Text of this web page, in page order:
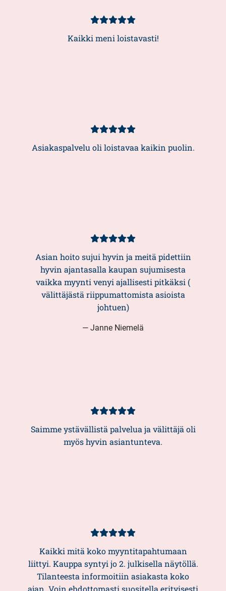
Kundbetyg
5/5
Kaikki meni loistavasti!
Kundbetyg
5/5
Asiakaspalvelu oli loistavaa kaikin puolin.
Kundbetyg
5/5
Asian hoito sujui hyvin ja meitä pidettiin
hyvin ajantasalla kaupan sujumisesta
vaikka myynti venyi ajallisesti pitkäksi (
välittäjästä riippumattomista asioista
johtuen)
— Janne Niemelä
Kundbetyg
5/5
Saimme ystävällistä palvelua ja välittäjä oli
myös hyvin asiantunteva.
Kundbetyg
5/5
Kaikki mitä koko myyntitapahtumaan
liittyi. Kauppa syntyi jo 2. julkisella näytöllä.
Tilanteesta informoitiin asiakasta koko
ajan. Voin ehdottomasti suositella erityisesti